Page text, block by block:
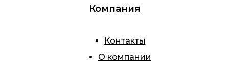
Компания
Контакты
О компании